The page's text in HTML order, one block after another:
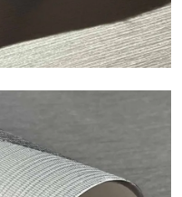
sutil trama vertical que
la superficie.